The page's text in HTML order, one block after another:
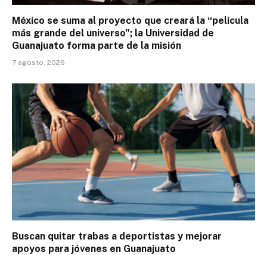
México se suma al proyecto que creará la “película
más grande del universo”; la Universidad de
Guanajuato forma parte de la misión
7 agosto, 2026
Buscan quitar trabas a deportistas y mejorar
apoyos para jóvenes en Guanajuato